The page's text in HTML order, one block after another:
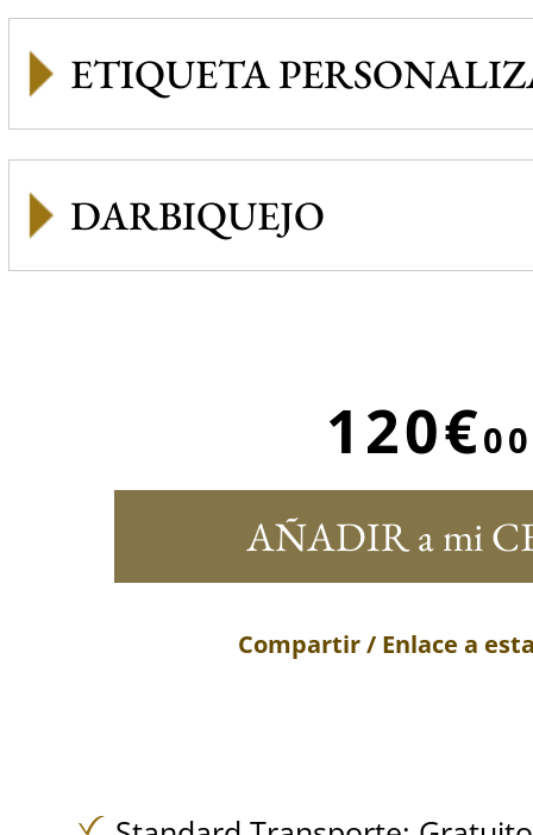
ETIQUETA
DARBIQUEJO
120€00
AÑADIR a mi
Compartir / Enlace a